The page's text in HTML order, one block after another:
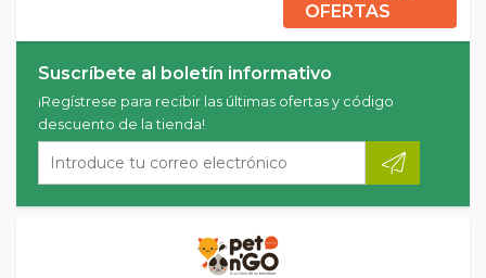
OFERTAS
Suscríbete al boletín informativo
¡Regístrese para recibir las últimas ofertas y código
descuento de la tienda!